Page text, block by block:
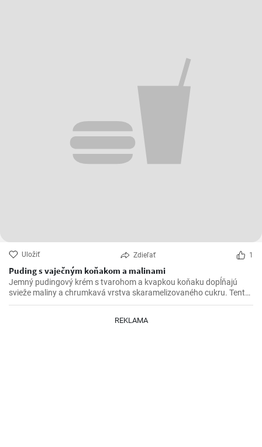
Uložiť Zdieľať 1
Puding s vaječným koňakom a malinami
Jemný pudingový krém s tvarohom a kvapkou koňaku dopĺňajú
svieže maliny a chrumkavá vrstva skaramelizovaného cukru. Tento
rýchly dezert na lyžičku očarí elegantným vzhľadom aj príjemnou
REKLAMA